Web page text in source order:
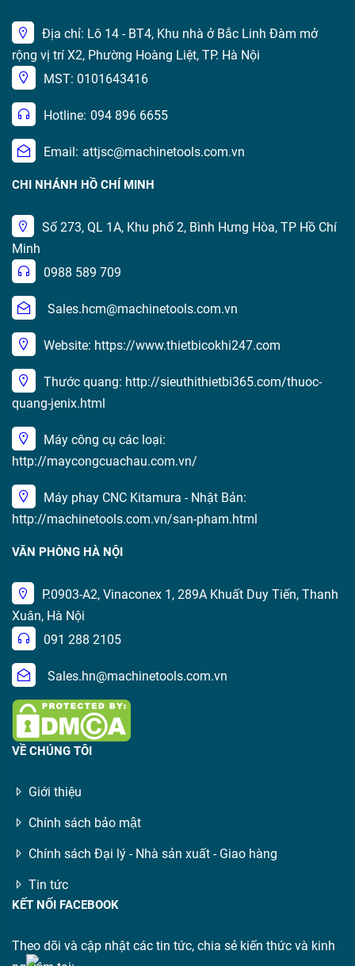
Địa chỉ: Lô 14 - BT4, Khu nhà ở Bắc Linh Đàm mở
rộng vị trí X2, Phường Hoàng Liệt, TP. Hà Nội
MST: 0101643416
Hotline: 094 896 6655
Email: attjsc@machinetools.com.vn
CHI NHÁNH HỒ CHÍ MINH
Số 273, QL 1A, Khu phố 2, Bình Hưng Hòa, TP Hồ Chí
Minh
0988 589 709
Sales.hcm@machinetools.com.vn
Website: https://www.thietbicokhi247.com
Thước quang: http://sieuthithietbi365.com/thuoc-
quang-jenix.html
Máy công cụ các loại:
http://maycongcuachau.com.vn/
Máy phay CNC Kitamura - Nhật Bản:
http://machinetools.com.vn/san-pham.html
VĂN PHÒNG HÀ NỘI
P.0903-A2, Vinaconex 1, 289A Khuất Duy Tiến, Thanh
Xuân, Hà Nội
091 288 2105
Sales.hn@machinetools.com.vn
VỀ CHÚNG TÔI
Giới thiệu
Chính sách bảo mật
Chính sách Đại lý - Nhà sản xuất - Giao hàng
Tin tức
KẾT NỐI FACEBOOK
Theo dõi và cập nhật các tin tức, chia sẻ kiến thức và kinh